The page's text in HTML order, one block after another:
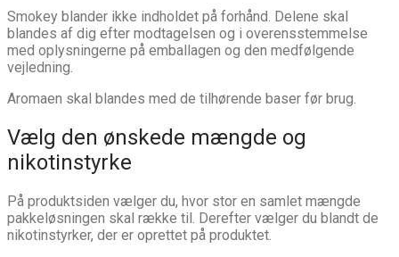
Smokey blander ikke indholdet på forhånd. Delene skal
blandes af dig efter modtagelsen og i overensstemmelse
med oplysningerne på emballagen og den medfølgende
vejledning.
Aromaen skal blandes med de tilhørende baser før brug.
Vælg den ønskede mængde og
nikotinstyrke
På produktsiden vælger du, hvor stor en samlet mængde
pakkeløsningen skal række til. Derefter vælger du blandt de
nikotinstyrker, der er oprettet på produktet.